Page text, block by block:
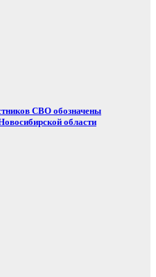
СВО обозначены
области